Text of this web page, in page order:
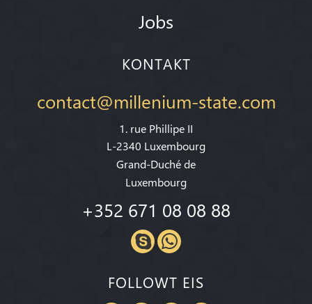
Jobs
KONTAKT
contact@millenium-state.com
1. rue Phillipe II
L-2340 Luxembourg
Grand-Duché de
Luxembourg
+352 671 08 08 88
FOLLOWT EIS